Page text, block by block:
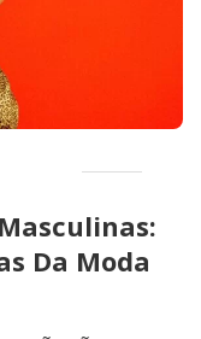
Da Moda